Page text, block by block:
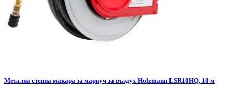
Метална стенна макара за маркуч за въздух Holzmann LSR10HQ, 10 м